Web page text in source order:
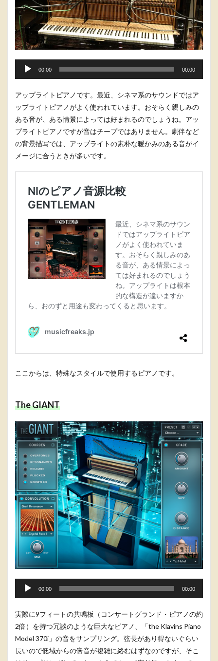
音
レ
ー
ヤ
ー
00:00 00:00
アップライトピアノです。最近、シネマ系のサウンドではア
ップライトピアノがよく使われています。おそらく親しみの
ある音が、ある情景によっては好まれるのでしょうね。アッ
プライトピアノですが音はチープではありません。劇伴など
の背景描写では、アップライトの素朴な暖かみのある音がイ
メージに合うときが多いです。
ここからは、特殊なスタイルで使用するピアノです。
The GIANT
音
レ
ー
ヤ
ー
00:00 00:00
実際に9フィートの共鳴板（コンサートグランド・ピアノの約
2倍）を持つ冗談のような巨大なピアノ、「the Klavins Piano
Model 370i」の音をサンプリング。弦長があり得ないぐらい
長いので低域からの倍音が複雑に絡むはずなのですが、そこ